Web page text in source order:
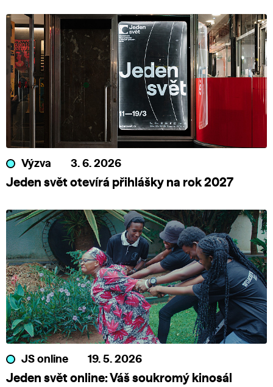
Výzva 3. 6. 2026
Jeden svět otevírá přihlášky na rok 2027
JS online 19. 5. 2026
Jeden svět online: Váš soukromý kinosál